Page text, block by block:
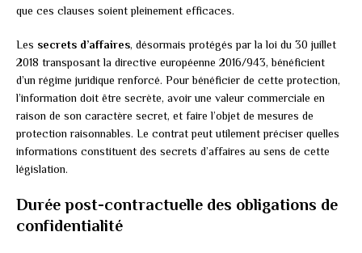
que ces clauses soient pleinement efficaces.
Les secrets d’affaires, désormais protégés par la loi du 30 juillet
2018 transposant la directive européenne 2016/943, bénéficient
d’un régime juridique renforcé. Pour bénéficier de cette protection,
l’information doit être secrète, avoir une valeur commerciale en
raison de son caractère secret, et faire l’objet de mesures de
protection raisonnables. Le contrat peut utilement préciser quelles
informations constituent des secrets d’affaires au sens de cette
législation.
Durée post-contractuelle des obligations de
confidentialité